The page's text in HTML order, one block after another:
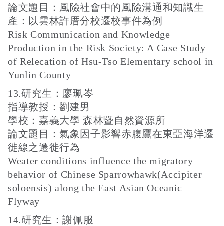
論文題目：風險社會中的風險溝通和知識生
產：以雲林許厝分校遷校事件為例
Risk Communication and Knowledge
Production in the Risk Society: A Case Study
of Relecation of Hsu-Tso Elementary school in
Yunlin County
13.研究生：廖珮岑
指導教授：劉建男
學校：嘉義大學 森林暨自然資源所
論文題目：氣象因子影響赤腹鷹在東亞海洋遷
徙線之遷徙行為
Weater conditions influence the migratory
behavior of Chinese Sparrowhawk(Accipiter
soloensis) along the East Asian Oceanic
Flyway
14.研究生：謝佩服